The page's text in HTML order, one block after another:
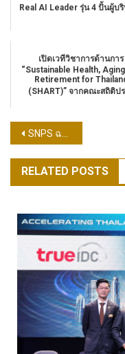
Real AI Leader รุ่น 4 ปั้นผู้บ
เปิดเวทีวิชาการด้านการ
“Sustainable Health, Aging
Retirement for
(SHART)” จากคณะสถิติป
แนะแนว
เรื่อง
SNPS ฉลองครบรอบ 25 ปี ชูกลยุทธ์ขับเคลื่อนธุรกิจเพื่อความยั่งยืน
RELATED POSTS